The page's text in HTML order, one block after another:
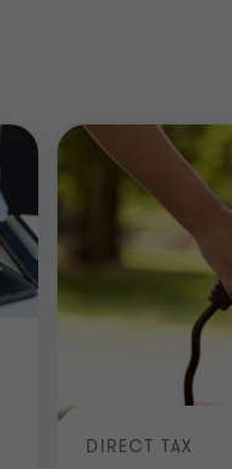
DIRECT TAX